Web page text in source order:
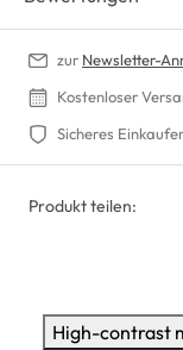
zur Newsletter-
Kostenloser
Sicheres
Produkt teilen:
High-contrast